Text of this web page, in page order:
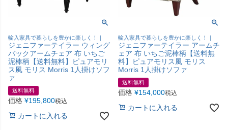
輸入家具で暮らしを豊かに楽しく！｜
ジェニファーテイラー ウィング
バックアームチェア 布 いちご
泥棒柄【送料無料】ピュアモリ
ス風 モリス Morris 1人掛けソフ
ァ
送料無料
価格 ¥195,800税込
カートに入れる
輸入家具で暮らしを豊かに楽しく！｜
ジェニファーテイラー アームチ
ェア 布 いちご泥棒柄【送料無
料】ピュアモリス風 モリス
Morris 1人掛けソファ
送料無料
価格 ¥154,000税込
カートに入れる